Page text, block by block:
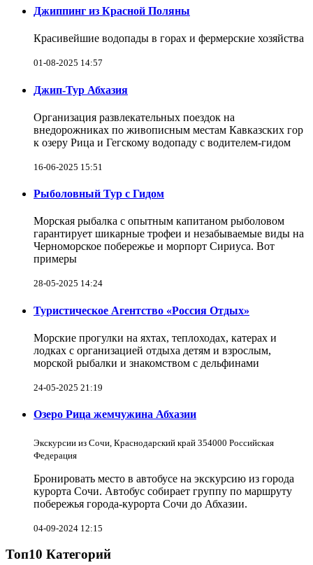
Джиппинг из Красной Поляны
Красивейшие водопады в горах и фермерские хозяйства
01-08-2025 14:57
Джип-Тур Абхазия
Организация развлекательных поездок на
внедорожниках по живописным местам Кавказских гор
к озеру Рица и Гегскому водопаду с водителем-гидом
16-06-2025 15:51
Рыболовный Тур с Гидом
Морская рыбалка с опытным капитаном рыболовом
гарантирует шикарные трофеи и незабываемые виды на
Черноморское побережье и морпорт Сириуса. Вот
примеры
28-05-2025 14:24
Туристическое Агентство «Россия Отдых»
Морские прогулки на яхтах, теплоходах, катерах и
лодках с организацией отдыха детям и взрослым,
морской рыбалки и знакомством с дельфинами
24-05-2025 21:19
Озеро Рица жемчужина Абхазии
Экскурсии из Сочи, Краснодарский край 354000 Российская
Федерация
Бронировать место в автобусе на экскурсию из города
курорта Сочи. Автобус собирает группу по маршруту
побережья города-курорта Сочи до Абхазии.
04-09-2024 12:15
Топ10 Категорий